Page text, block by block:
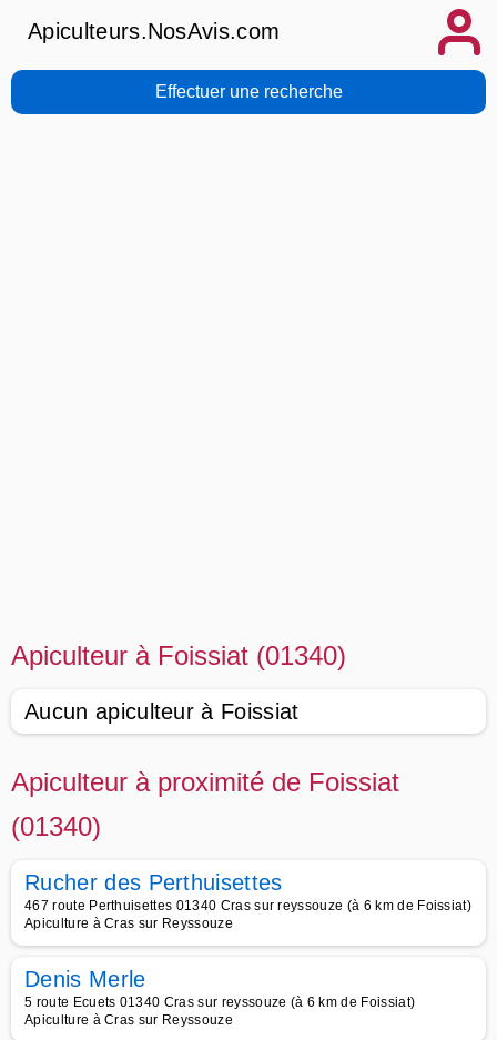
Apiculteurs.NosAvis.com
Effectuer une recherche
Apiculteur à Foissiat (01340)
Aucun apiculteur à Foissiat
Apiculteur à proximité de Foissiat
(01340)
Rucher des Perthuisettes
467 route Perthuisettes 01340 Cras sur reyssouze (à 6 km de Foissiat)
Apiculture à Cras sur Reyssouze
Denis Merle
5 route Ecuets 01340 Cras sur reyssouze (à 6 km de Foissiat)
Apiculture à Cras sur Reyssouze